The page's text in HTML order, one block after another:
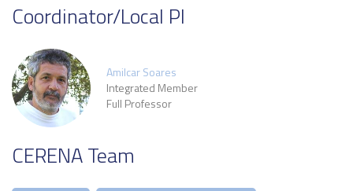
Coordinator/Local PI
Amilcar Soares
Integrated Member
Full Professor
CERENA Team